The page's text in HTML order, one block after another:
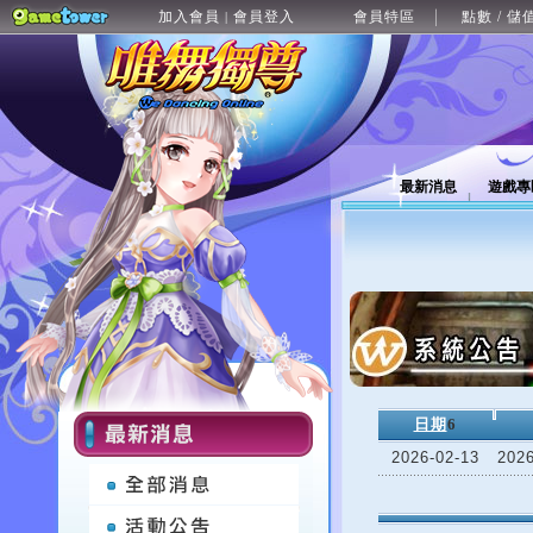
加入會員 | 會員登入 會員特區 點數 / 儲
最新消息 遊戲
日期 6
2026-02-13